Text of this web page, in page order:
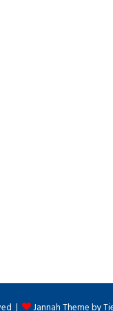
| Jannah Theme by